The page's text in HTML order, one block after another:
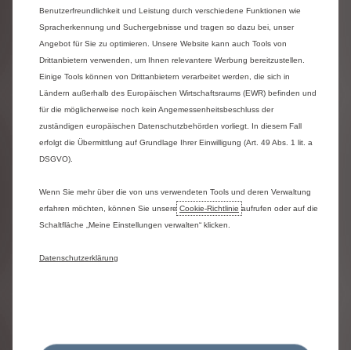
Kombinierte Werte gem. WLTP*:
Citroën ë-C5 Aircross Elektromotor 210 Komfort-
Range mit 157 KW (213 PS): Energieverbrauch 17,0 - 17,7
kWh/100 km; CO₂-Emission 0 g/km; CO₂-Klasse: A
Ein Leasingangebot mit Kaufoption für
Gewerbekunden (Bonität vorausgesetzt), gültig bis zum
30.09.2026, der Stellantis Bank SA Niederlassung
Range mit 157 KW (213 PS) YOU. Alle Preise verstehen
sich zuzügl. Mehrwertsteuer, Überführungs- und
Zulassungskosten. Sofern der Kunde keinen Gebrauch
Mehr- und Minderkilometer (Freigrenze jeweils 2.500
Baureihe, dessen Ausstattungsmerkmale nicht
Benutzerfreundlichkeit und Leistung durch verschiedene Funktionen wie
Spracherkennung und Suchergebnisse und tragen so dazu bei, unser
Angebot für Sie zu optimieren. Unsere Website kann auch Tools von
Drittanbietern verwenden, um Ihnen relevantere Werbung bereitzustellen.
Einige Tools können von Drittanbietern verarbeitet werden, die sich in
Ländern außerhalb des Europäischen Wirtschaftsraums (EWR) befinden und
für die möglicherweise noch kein Angemessenheitsbeschluss der
zuständigen europäischen Datenschutzbehörden vorliegt. In diesem Fall
erfolgt die Übermittlung auf Grundlage Ihrer Einwilligung (Art. 49 Abs. 1 lit. a
DSGVO).
Wenn Sie mehr über die von uns verwendeten Tools und deren Verwaltung
erfahren möchten, können Sie unsere Cookie‑Richtlinie aufrufen oder auf die
Schaltfläche „Meine Einstellungen verwalten“ klicken.
Datenschutzerklärung